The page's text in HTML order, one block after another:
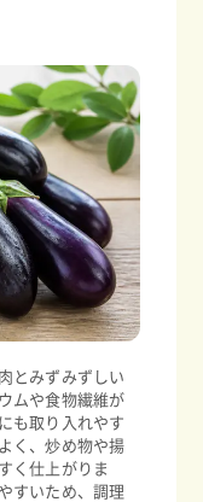
とみずみずしい
ムや食物繊維が
も取り入れやす
く、炒め物や揚
く仕上がりま
すいため、調理